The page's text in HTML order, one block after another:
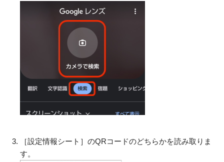
［設定情報シート］のQRコードのどちらかを読み取りま
す。